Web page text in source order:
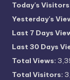
Today's
Yesterday's
Last 7 Days
Last 30 Days
Total Views:
Total Visitors: